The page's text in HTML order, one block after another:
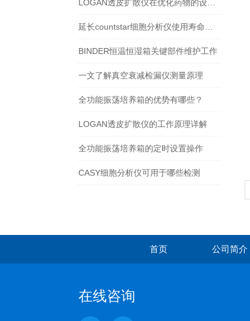
BINDER恒温恒湿箱关键部件维护工作
一文了解真空衰减检漏仪测量原理
全功能振荡培养箱的优势有哪些？
LOGAN透皮扩散仪的工作原理详解
全功能振荡培养箱的定时设置操作
CASY细胞分析仪可用于哪些检测
首页 公司简介
在线咨询